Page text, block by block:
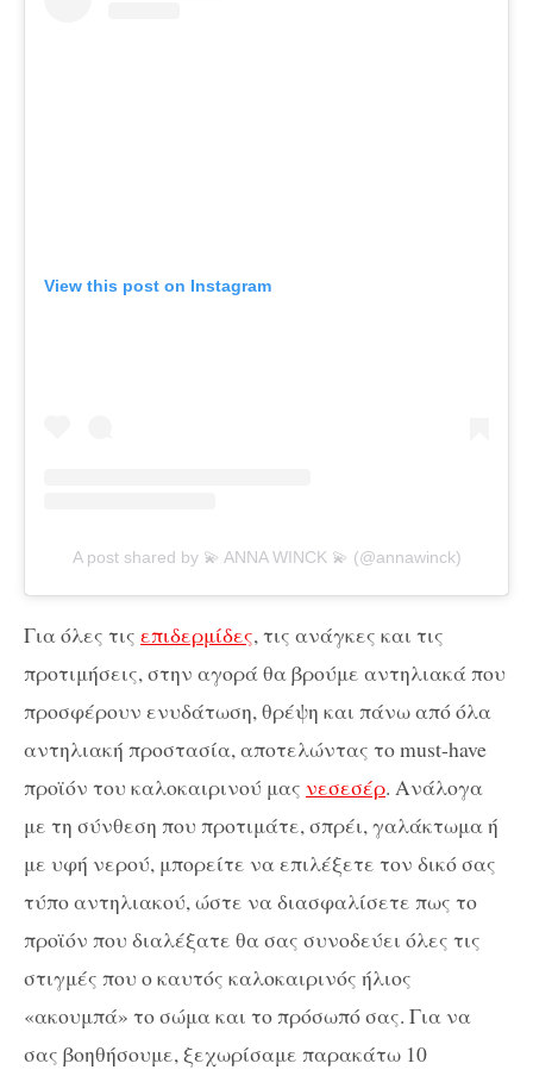
View this post on Instagram
A post shared by 💫 ANNA WINCK 💫 (@annawinck)
Για όλες τις επιδερμίδες, τις ανάγκες και τις
προτιμήσεις, στην αγορά θα βρούμε αντηλιακά που
προσφέρουν ενυδάτωση, θρέψη και πάνω από όλα
αντηλιακή προστασία, αποτελώντας το must-have
προϊόν του καλοκαιρινού μας νεσεσέρ. Ανάλογα
με τη σύνθεση που προτιμάτε, σπρέι, γαλάκτωμα ή
με υφή νερού, μπορείτε να επιλέξετε τον δικό σας
τύπο αντηλιακού, ώστε να διασφαλίσετε πως το
προϊόν που διαλέξατε θα σας συνοδεύει όλες τις
στιγμές που ο καυτός καλοκαιρινός ήλιος
«ακουμπά» το σώμα και το πρόσωπό σας. Για να
σας βοηθήσουμε, ξεχωρίσαμε παρακάτω 10